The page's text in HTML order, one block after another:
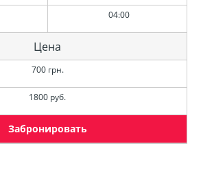
04:00
Цена
700 грн.
1800 руб.
Забронировать